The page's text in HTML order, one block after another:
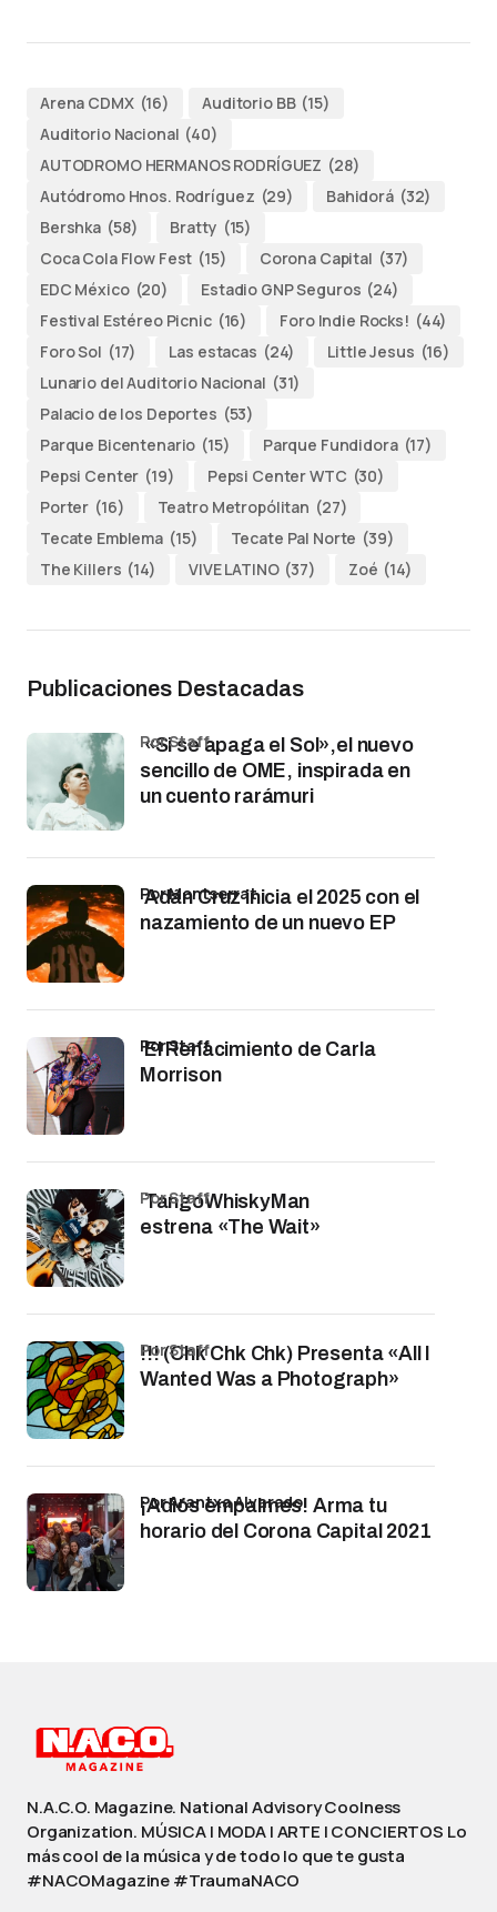
Arena CDMX (16) Auditorio BB (15)
Auditorio Nacional (40)
AUTODROMO HERMANOS RODRÍGUEZ (28)
Autódromo Hnos. Rodríguez (29) Bahidorá (32)
Bershka (58) Bratty (15)
Coca Cola Flow Fest (15) Corona Capital (37)
EDC México (20) Estadio GNP Seguros (24)
Festival Estéreo Picnic (16) Foro Indie Rocks! (44)
Foro Sol (17) Las estacas (24) Little Jesus (16)
Lunario del Auditorio Nacional (31)
Palacio de los Deportes (53)
Parque Bicentenario (15) Parque Fundidora (17)
Pepsi Center (19) Pepsi Center WTC (30)
Porter (16) Teatro Metropólitan (27)
Tecate Emblema (15) Tecate Pal Norte (39)
The Killers (14) VIVE LATINO (37) Zoé (14)
Publicaciones Destacadas
«Si se apaga el Sol»,el nuevo
sencillo de OME, inspirada en
un cuento rarámuri
por Staff
Adán Cruz inicia el 2025 con el
nazamiento de un nuevo EP
por Montserrat
El Renacimiento de Carla
Morrison
por Staff
TangoWhiskyMan
estrena «The Wait»
por Staff
!!! (Chk Chk Chk) Presenta «All I
Wanted Was a Photograph»
por Staff
¡Adiós empalmes! Arma tu
horario del Corona Capital 2021
por Arantxa Alvarado
N.A.C.O. Magazine. National Advisory Coolness
Organization. MÚSICA | MODA | ARTE | CONCIERTOS Lo
más cool de la música y de todo lo que te gusta
#NACOMagazine #TraumaNACO